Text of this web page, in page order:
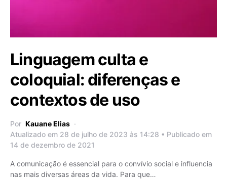
Linguagem culta e
coloquial: diferenças e
contextos de uso
Por Kauane Elias
Atualizado em 28 de julho de 2023 às 14:28 • Publicado em
14 de dezembro de 2021
A comunicação é essencial para o convívio social e influencia
nas mais diversas áreas da vida. Para que…